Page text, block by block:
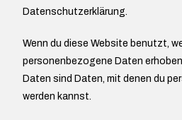
Datenschutzerklärung.
Wenn du diese Website benutzt,
personenbezogene Daten
Daten sind Daten, mit denen du
werden kannst.